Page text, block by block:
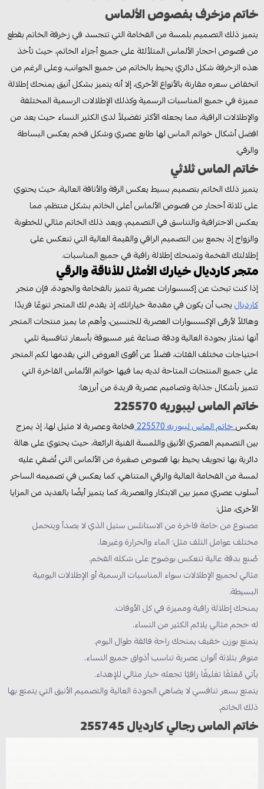
خاتم مزخرف بفصوص الألماس
يتميز ذلك التصميم بلمسة من الفخامة التي تتجسد في زخرفة الخاتم بقطع
من فصوص احجار الألماس المتلألئة على جميع أجزاء الخاتم، حيث تأخذ
هذه الزخرفة شكل دائري يحيط بالخاتم من جميع الجوانب، وعلى الرغم من
انخفاض سعره مقارنة بالأنواع الأخرى، إلا أنه يتميز بشكل أنيق يمنحك إطلالة
مميزة في جميع المناسبات الرسمية وكذلك الإطلالات الرسمية المختلفة
والإطلالات الراقية، مما يجعله الأكثر تفضيلاً لدى الكثير النساء حيث يعد من
افضل أشكال خواتم الماس لها طابع عصري وشكل فخم يعكس البساطة
والرقي.
خاتم الماس ثلاثي
يتميز ذلك الخاتم بتصميم بسيط يعكس الرقة والأناقة العالية، حيث يحتوي
على ثلاثة أحجار من فصوص الألماس أعلى الخاتم بشكل منتظم، مما
يعكس الاحترافية والتناسق في التصميم، ويعد ذلك الخاتم مثالي للخطوبة
والزواج إذ يجمع بين التصميم الراقي والقيمة العالية التي تنعكس على
إطلالتك الفخمة وتمنحك إطلالة راقية في جميع المناسبات.
متجر كارديال خيارك الأمثل للأناقة والرقي
إذا كنت تبحث عن إكسسوارات عصرية تتميز بالفخامة والجودة، فإن متجر
كاردياليجب أن يكون في مقدمة خياراتك، إذ يقدم لك المتجر تنوعًا فريدًا
وهائلاً لأرقى الإكسسوارات العصرية للجنسين، وأهم ما يميز منتجات المتجر
أنها تمتاز بجودة العالية ودقة صناعة غير مسبوقة بأسعار تنافسية تلبي
احتياجات مختلف الفئات، فضلاً عن أقوى العروض التي يقدمها لكم المتجر
على جميع المنتجات المتاحة لديه بما فيها خواتم الألماس الفاخرة التي
تتميز بأشكال جذابة وتصاميم عصرية فريدة من أبرزها:
خاتم الماس ليبوريه 225570
يعكسخاتم الماس ليبوريه 225570
فخامة وعصرية لا مثيل لها، إذ يمزج
بين التصميم العصري الأنيق واللمسة الفنية الرائعة، حيث يحتوي على هالة
دائرية بها تجويف يحيط بها فصوص صغيرة من الألماس التي تُضفي عليه
لمسة من الفخامة العالية والرقي المتناهي، كما يعكس في تصميمه الساحر
أسلوب عصري مميز بين الابتكار والعصرية، كما يتميز أيضًا بالعديد من المزايا
الأخرى، مثل:
مصنوع من خامة فاخرة من الاستانلس ستيل الذي لا يصدأ ويتحمل
مختلف عوامل التلف مثل: الماء والحرارة وغيرها.
صُنع بدقة عالية تنعكس بوضوح على شكله الفخم.
مثالي لجميع الإطلالات سواء المناسبات الرسمية أو الإطلالات اليومية
البسيطة.
يمنحك إطلالة راقية ومميزة في كل الأوقات.
له حجم مثالي يلائم الكثير من النساء.
يتمتع بوزن خفيف يمنحك راحة فائقة طوال اليوم.
متوفر بثلاثة ألوان عصرية تناسب أذواق جميع النساء.
يأتي مُغلفَا تغليفًا راقيًا تجعله خيار مثالي للإهداء.
يتمتع بسعر تنافسي لا يضاهي الجودة العالية والتصميم الأنيق التي يتمتع بها
ذلك الخاتم.
خاتم الماس رجالي كارديال 255745